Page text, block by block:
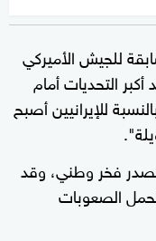
للجيش الأميركي
التحديات أمام
للإيرانيين أصبح
فخر وطني، وقد
الصعوبات